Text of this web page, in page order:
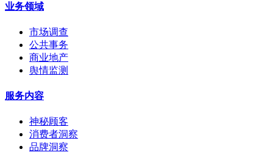
业务领域
市场调查
公共事务
商业地产
舆情监测
服务内容
神秘顾客
消费者洞察
品牌洞察